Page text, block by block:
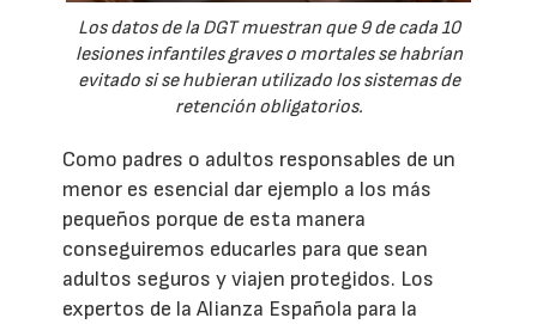
Los datos de la DGT muestran que 9 de cada 10
lesiones infantiles graves o mortales se habrían
evitado si se hubieran utilizado los sistemas de
retención obligatorios.
Como padres o adultos responsables de un
menor es esencial dar ejemplo a los más
pequeños porque de esta manera
conseguiremos educarles para que sean
adultos seguros y viajen protegidos. Los
expertos de la Alianza Española para la